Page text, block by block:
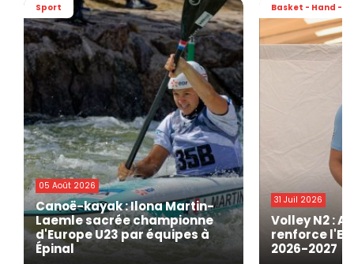
Sport
05 Août 2026
Canoë-kayak : Ilona Martin-
Laemle sacrée championne
d'Europe U23 par équipes à
Épinal
Basket - Hand -
31 Juil 2026
Volley N2 :
renforce
2026-2027